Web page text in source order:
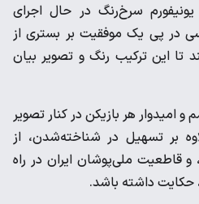
یونیفورم سرخ‌رنگ در حال اجرای
در پی یک موفقیت بر بستری از
تا این ترکیب رنگ و تصویر بیان
امیدوار هر بازیکن در کنار تصویر
بر تسهیل در شناخته‌شدن، از
و قاطعیت ملی‌پوشان ایران در راه
حکایت داشته باشد.